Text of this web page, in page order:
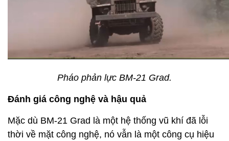
Pháo phản lực BM-21 Grad.
Đánh giá công nghệ và hậu quả
Mặc dù BM-21 Grad là một hệ thống vũ khí đã lỗi
thời về mặt công nghệ, nó vẫn là một công cụ hiệu